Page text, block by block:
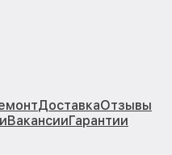
ДоставкаОтзывы
ВакансииГарантии